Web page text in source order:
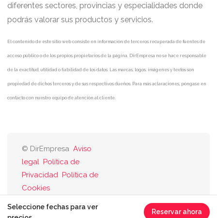
diferentes sectores, provincias y especialidades donde
podrás valorar sus productos y servicios.
El contenido de este sitio web consiste en información de terceros recuperada de fuentes de
acceso público o de los propios propietarios de la página. DirEmpresa no se hace responsable
de la exactitud, utilidad o fiabilidad de los datos. Las marcas, logos, imágenes y textos son
propiedad de dichos terceros y de sus respectivos dueños. Para más aclaraciones, póngase en
contacto con nuestro equipo de atención al cliente.
© DirEmpresa Aviso
legal Política de
Privacidad Política de
Cookies
Seleccione fechas para ver
Reservar ahora